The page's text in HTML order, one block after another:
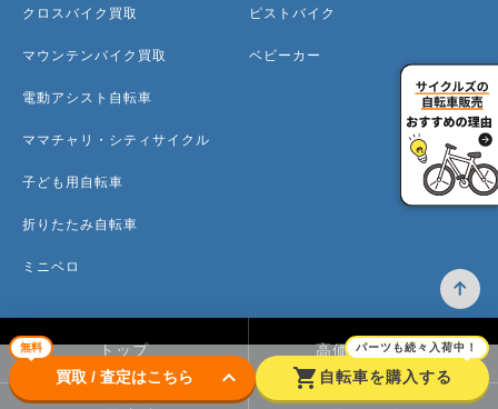
無料
買取 / 査定はこちら keyboard_arrow_down shopping_cart
パーツも続々入荷中！
自転車を購入する
クロスバイク買取
マウンテンバイク買取
電動アシスト自転車
ママチャリ・シティサイクル
子ども用自転車
折りたたみ自転車
ミニベロ
ピストバイク
ベビーカー
トップ 高価買取のワケ